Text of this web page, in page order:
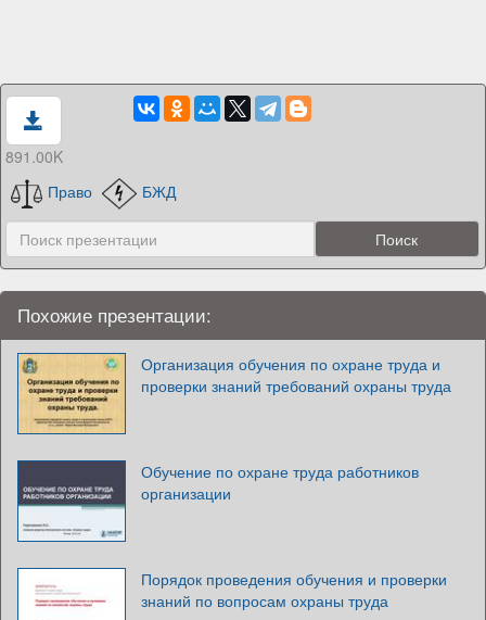
891.00K
Право
БЖД
Похожие презентации:
Организация обучения по охране труда и
проверки знаний требований охраны труда
Обучение по охране труда работников
организации
Порядок проведения обучения и проверки
знаний по вопросам охраны труда